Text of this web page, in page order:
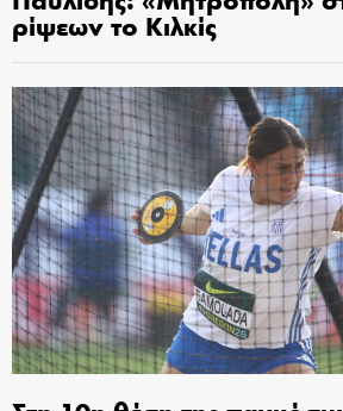
ρίψεων το Κιλκίς